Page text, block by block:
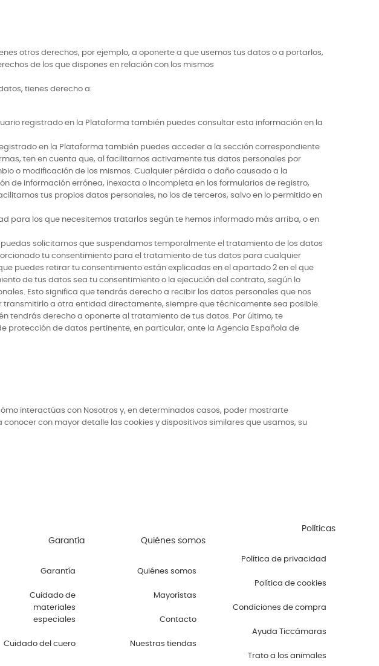
otros derechos, por ejemplo, a oponerte a que usemos tus datos o a portarlos,
de los que dispones en relación con los mismos
tienes derecho a:
registrado en la Plataforma también puedes consultar esta información en la
en la Plataforma también puedes acceder a la sección correspondiente
ten en cuenta que, al facilitarnos activamente tus datos personales por
o modificación de los mismos. Cualquier pérdida o daño causado a la
de información errónea, inexacta o incompleta en los formularios de registro,
tus propios datos personales, no los de terceros, salvo en lo permitido en
para los que necesitemos tratarlos según te hemos informado más arriba, o en
solicitarnos que suspendamos temporalmente el tratamiento de los datos
tu consentimiento para el tratamiento de tus datos para cualquier
puedes retirar tu consentimiento están explicadas en el apartado 2 en el que
de tus datos sea tu consentimiento o la ejecución del contrato, según lo
Esto significa que tendrás derecho a recibir los datos personales que nos
a otra entidad directamente, siempre que técnicamente sea posible.
tendrás derecho a oponerte al tratamiento de tus datos. Por último, te
de datos pertinente, en particular, ante la Agencia Española de
interactúas con Nosotros y, en determinados casos, poder mostrarte
con mayor detalle las cookies y dispositivos similares que usamos, su
Garantía
Garantía
Cuidado de
materiales
especiales
Cuidado del cuero
Quiénes somos
Quiénes somos
Mayoristas
Contacto
Nuestras tiendas
Políticas
Política de privacidad
Política de cookies
Condiciones de compra
Ayuda Ticcámaras
Trato a los animales